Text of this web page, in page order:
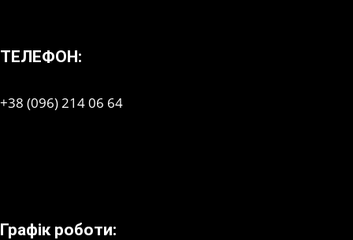
ТЕЛЕФОН:
+38 (096) 214 06 64
Графік роботи: